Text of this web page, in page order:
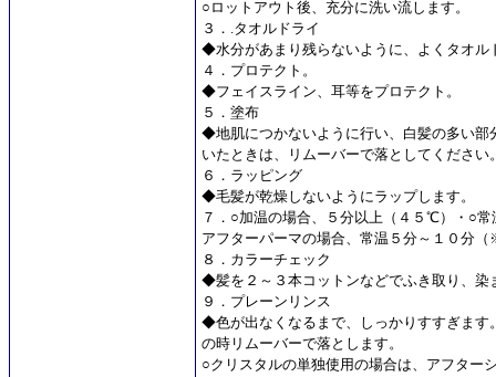
○ロットアウト後、充分に洗い流します。
３．.タオルドライ
◆水分があまり残らないように、よくタオル
４．プロテクト。
◆フェイスライン、耳等をプロテクト。
５．塗布
◆地肌につかないように行い、白髪の多い
いたときは、リムーバーで落としてください
６．ラッピング
◆毛髪が乾燥しないようにラップします。
７．○加温の場合、５分以上（４５℃）・○
アフターパーマの場合、常温５分～１０分
８．カラーチェック
◆髪を２～３本コットンなどでふき取り、染
９．プレーンリンス
◆色が出なくなるまで、しっかりすすぎます
の時リムーバーで落とします。
○クリスタルの単独使用の場合は、アフター